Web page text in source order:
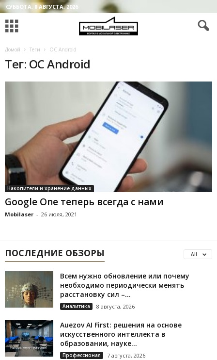
СУББОТА, 8 АВГУСТА, 2026
Домой Теги ОС Android
Тег: ОС Android
Накопители и хранение данных
Google One теперь всегда с нами
Mobilaser - 26 июля, 2021
ПОСЛЕДНИЕ ОБЗОРЫ All
Всем нужно обновление или почему
необходимо периодически менять
расстановку сил –...
Аналитика 8 августа, 2026
Auezov AI First: решения на основе
искусственного интеллекта в
образовании, науке...
Профессионал 7 августа, 2026